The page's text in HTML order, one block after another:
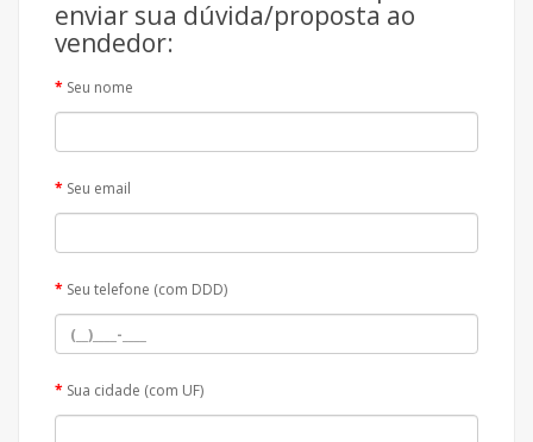
enviar sua dúvida/proposta ao
vendedor:
Seu nome
Seu email
Seu telefone (com DDD)
Sua cidade (com UF)